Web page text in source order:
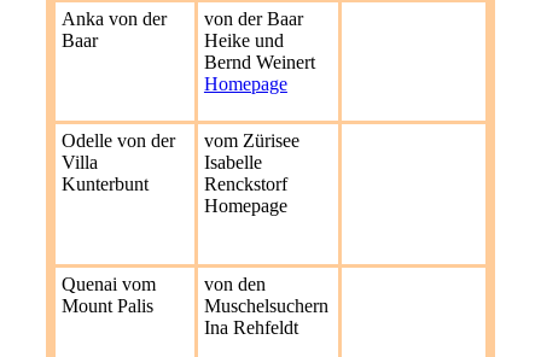
Anka von der
Baar
von der Baar
Heike und
Bernd Weinert
Homepage
Odelle von der
Villa
Kunterbunt
vom Zürisee
Isabelle
Renckstorf
Homepage
Quenai vom
Mount Palis
von den
Muschelsuchern
Ina Rehfeldt